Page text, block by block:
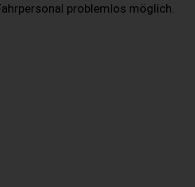
problemlos möglich.